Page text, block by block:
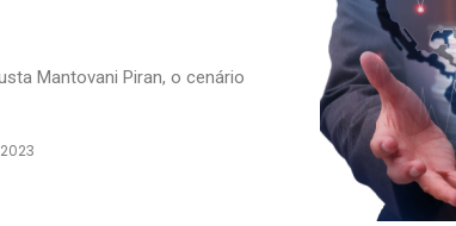
Mantovani Piran, o cenário